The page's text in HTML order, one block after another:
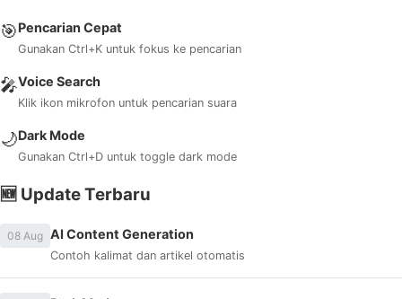
🎯Pencarian Cepat
Gunakan Ctrl+K untuk fokus ke pencarian
🎤Voice Search
Klik ikon mikrofon untuk pencarian suara
🌙Dark Mode
Gunakan Ctrl+D untuk toggle dark mode
🆕 Update Terbaru
08 Aug AI Content Generation
Contoh kalimat dan artikel otomatis